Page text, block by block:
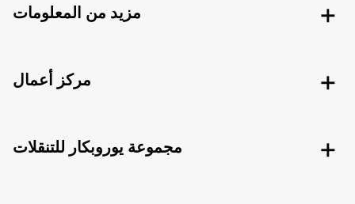
مزيد من المعلومات
مركز أعمال
مجموعة يوروبكار للتنقلات